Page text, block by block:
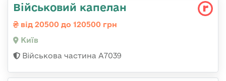
Військовий капелан
від 20500 до 120500 грн
Київ
Військова частина А7039